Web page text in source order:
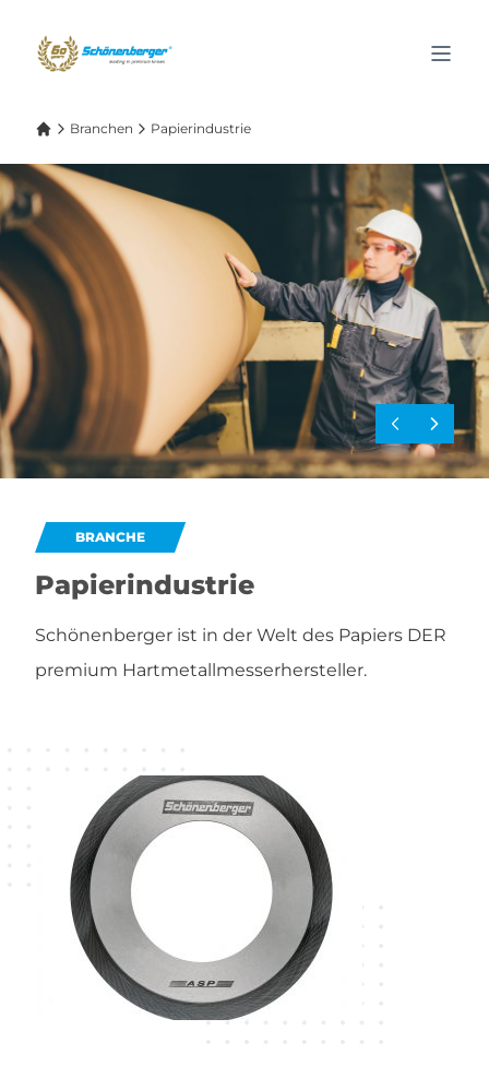
Branchen Papierindustrie
BRANCHE
Papierindustrie
Schönenberger ist in der Welt des Papiers DER
premium Hartmetallmesserhersteller.